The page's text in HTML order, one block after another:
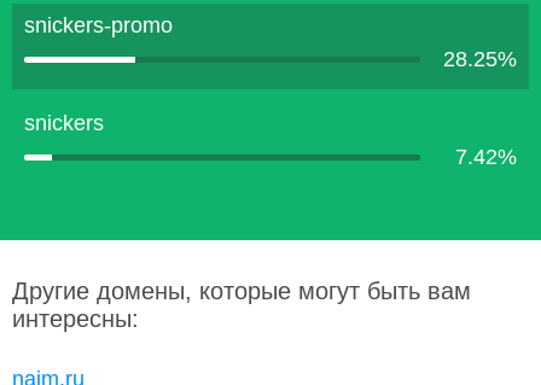
snickers-promo
28.25%
snickers
7.42%
Другие домены, которые могут быть вам
интересны:
naim.ru